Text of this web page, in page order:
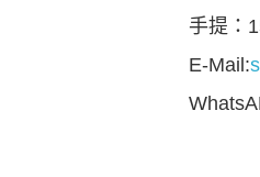
手提：
E-Mail: